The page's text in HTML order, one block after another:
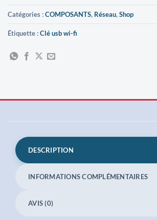
Catégories :COMPOSANTS, Réseau,Shop
Étiquette :Clé usb wi-fi
DESCRIPTION
INFORMATIONS COMPLÉMENTAIRES
AVIS (0)